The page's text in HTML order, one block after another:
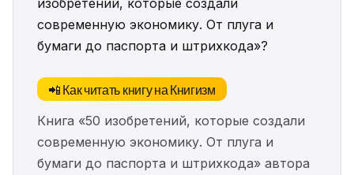
современную экономику. От плуга и
бумаги до паспорта и штрихкода»?
📲 Как читать книгу на Книгизм
Книга «50 изобретений, которые создали
современную экономику. От плуга и
бумаги до паспорта и штрихкода» автора